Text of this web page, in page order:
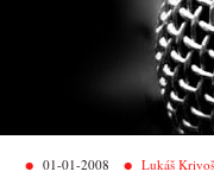
01-01-2008 Lukáš